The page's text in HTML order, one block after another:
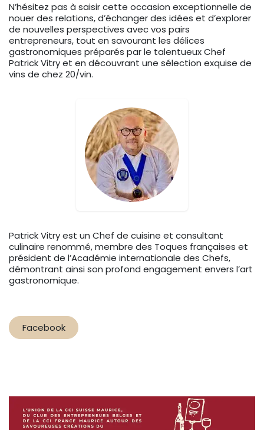
N’hésitez pas à saisir cette occasion exceptionnelle de
nouer des relations, d’échanger des idées et d’explorer
de nouvelles perspectives avec vos pairs
entrepreneurs, tout en savourant les délices
gastronomiques préparés par le talentueux Chef
Patrick Vitry et en découvrant une sélection exquise de
vins de chez 20/vin.
Patrick Vitry est un Chef de cuisine et consultant
culinaire renommé, membre des Toques françaises et
président de l’Académie internationale des Chefs,
démontrant ainsi son profond engagement envers l’art
gastronomique.
Facebook